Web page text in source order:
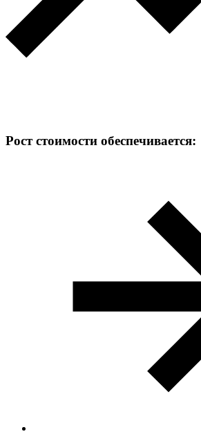
Рост стоимости обеспечивается: